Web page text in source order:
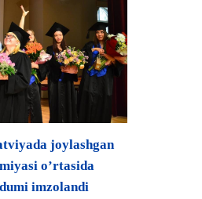
joylashgan
o’rtasida
imzolandi